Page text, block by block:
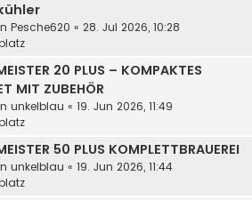
Pesche620 « 28. Jul 2026, 10:28
20 PLUS – KOMPAKTES
MIT ZUBEHÖR
unkelblau « 19. Jun 2026, 11:49
50 PLUS KOMPLETTBRAUEREI
unkelblau « 19. Jun 2026, 11:44